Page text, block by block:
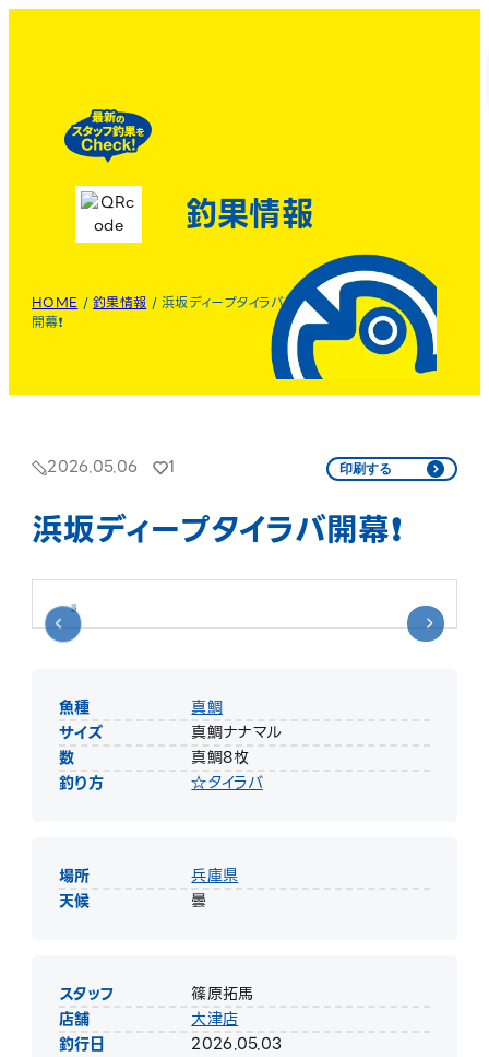
釣果情報
HOME /釣果情報 / 浜坂ディープタイラバ
開幕❗️
2026.05.06 1 印刷する
浜坂ディープタイラバ開幕❗️
魚種
真鯛
サイズ
真鯛ナナマル
数
真鯛8枚
釣り方
☆タイラバ
場所
兵庫県
天候
曇
スタッフ
篠原拓馬
店舗
大津店
釣行日
2026.05.03